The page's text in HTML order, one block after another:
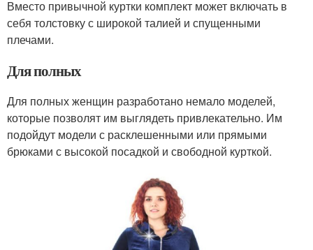
Вместо привычной куртки комплект может включать в
себя толстовку с широкой талией и спущенными
плечами.
Для полных
Для полных женщин разработано немало моделей,
которые позволят им выглядеть привлекательно. Им
подойдут модели с расклешенными или прямыми
брюками с высокой посадкой и свободной курткой.